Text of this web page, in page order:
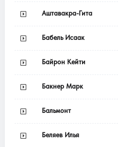
Аштавакра-Гита
Бабель Исаак
Байрон Кейти
Бакнер Марк
Бальмонт
Беляев Илья